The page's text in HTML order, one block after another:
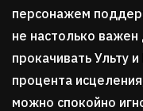
персонажем
не настолько
прокачивать Ульту
процента
можно спокойно